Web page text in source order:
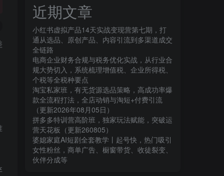
近期文章
小红书虚拟产品14天实战变现营第七期，打
通从选品、原创产品、内容引流到多渠道成交
全链路
电商企业财务合规与税务优化实战，从行业合
规大势切入，系统梳理增值税、企业所得税、
个税等全税种要点
淘宝私家班，有无货源选品策略，高成功率爆
款全流程打法，全店动销与淘短+付费引流
（更新2026年08月05日）
拼多多特训营高阶班，独家玩法赋能，突破运
营天花板（更新260805）
婆媳家庭AI短剧全套教学丨起号快，热门吸引
女性粉丝，商单广告、橱窗带货、收徒裂变、
伙伴分成等